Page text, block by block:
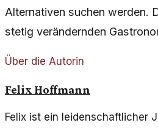
Alternativen suchen werden.
stetig verändernden
Über die Autorin
Felix Hoffmann
Felix ist ein leidenschaftlicher